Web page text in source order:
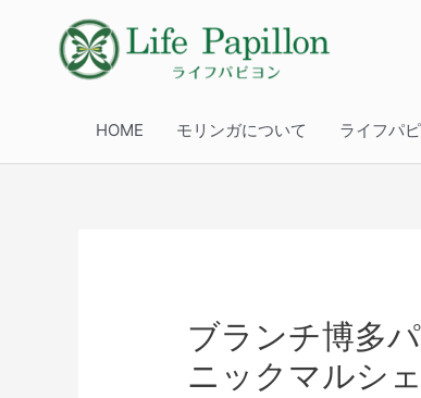
HOME モリンガについて ライフパ
ブランチ博多
ニックマルシ